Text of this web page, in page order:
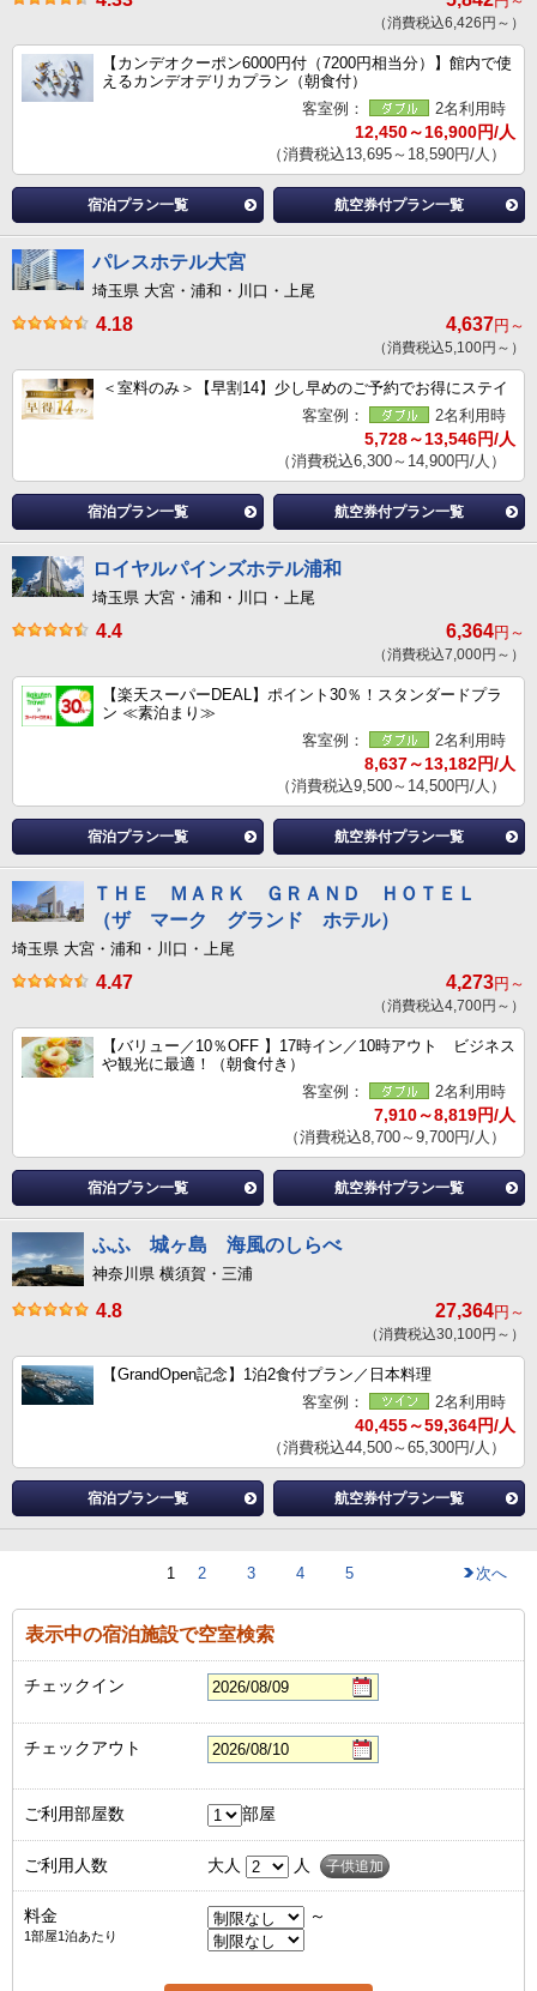
（消費税込6,426円～）
【カンデオクーポン6000円付（7200円相当分）】館内で使
えるカンデオデリカプラン（朝食付）
客室例：
2名利用時
12,450～16,900円/人
（消費税込13,695～18,590円/人）
宿泊プラン一覧 航空券付プラン一覧
パレスホテル大宮
埼玉県 大宮・浦和・川口・上尾
4.18 4,637円～
（消費税込5,100円～）
＜室料のみ＞【早割14】少し早めのご予約でお得にステイ
客室例：
2名利用時
5,728～13,546円/人
（消費税込6,300～14,900円/人）
宿泊プラン一覧 航空券付プラン一覧
ロイヤルパインズホテル浦和
埼玉県 大宮・浦和・川口・上尾
4.4 6,364円～
（消費税込7,000円～）
【楽天スーパーDEAL】ポイント30％！スタンダードプラ
ン ≪素泊まり≫
客室例：
2名利用時
8,637～13,182円/人
（消費税込9,500～14,500円/人）
宿泊プラン一覧 航空券付プラン一覧
ＴＨＥ ＭＡＲＫ ＧＲＡＮＤ ＨＯＴＥＬ
（ザ マーク グランド ホテル）
埼玉県 大宮・浦和・川口・上尾
4.47 4,273円～
（消費税込4,700円～）
【バリュー／10％OFF 】17時イン／10時アウト ビジネス
や観光に最適！（朝食付き）
客室例：
2名利用時
7,910～8,819円/人
（消費税込8,700～9,700円/人）
宿泊プラン一覧 航空券付プラン一覧
ふふ 城ヶ島 海風のしらべ
神奈川県 横須賀・三浦
4.8 27,364円～
（消費税込30,100円～）
【GrandOpen記念】1泊2食付プラン／日本料理
客室例：
2名利用時
40,455～59,364円/人
（消費税込44,500～65,300円/人）
宿泊プラン一覧 航空券付プラン一覧
1 2 3 4 5 次へ
表示中の宿泊施設で空室検索
チェックイン
チェックアウト
ご利用部屋数 部屋
ご利用人数 大人 人 子供追加
料金
1部屋1泊あたり
～